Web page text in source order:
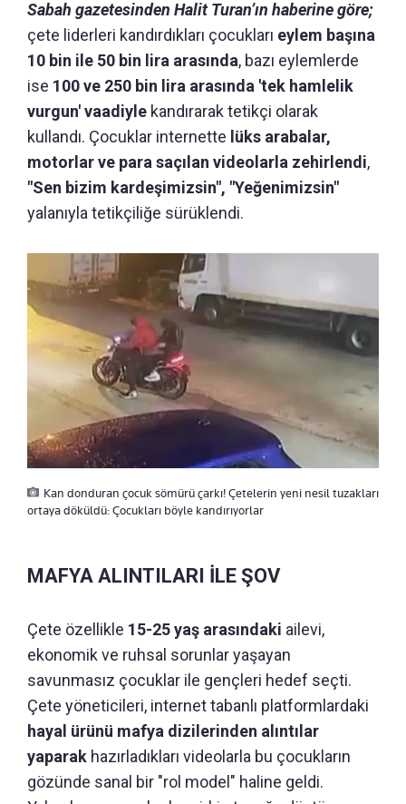
Sabah gazetesinden Halit Turan’ın haberine göre;
çete liderleri kandırdıkları çocukları eylem başına
10 bin ile 50 bin lira arasında, bazı eylemlerde
ise 100 ve 250 bin lira arasında 'tek hamlelik
vurgun' vaadiyle kandırarak tetikçi olarak
kullandı. Çocuklar internette lüks arabalar,
motorlar ve para saçılan videolarla zehirlendi,
"Sen bizim kardeşimizsin", "Yeğenimizsin"
yalanıyla tetikçiliğe sürüklendi.
Kan donduran çocuk sömürü çarkı! Çetelerin yeni nesil tuzakları
ortaya döküldü: Çocukları böyle kandırıyorlar
MAFYA ALINTILARI İLE ŞOV
Çete özellikle 15-25 yaş arasındaki ailevi,
ekonomik ve ruhsal sorunlar yaşayan
savunmasız çocuklar ile gençleri hedef seçti.
Çete yöneticileri, internet tabanlı platformlardaki
hayal ürünü mafya dizilerinden alıntılar
yaparak hazırladıkları videolarla bu çocukların
gözünde sanal bir "rol model" haline geldi.